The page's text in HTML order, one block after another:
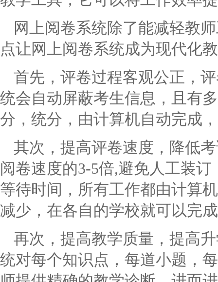
网上阅卷系统除了能减轻教
点让网上阅卷系统成为现代化
首先，评卷过程客观公正，
统会自动屏蔽考生信息，且有
分，统分，由计算机自动完成
其次，提高评卷速度，降低
阅卷速度的3-5倍,避免人工装
等待时间，所有工作都由计算
减少，在各自的学校就可以完
再次，提高教学质量，提高
统对每个知识点，每道小题，